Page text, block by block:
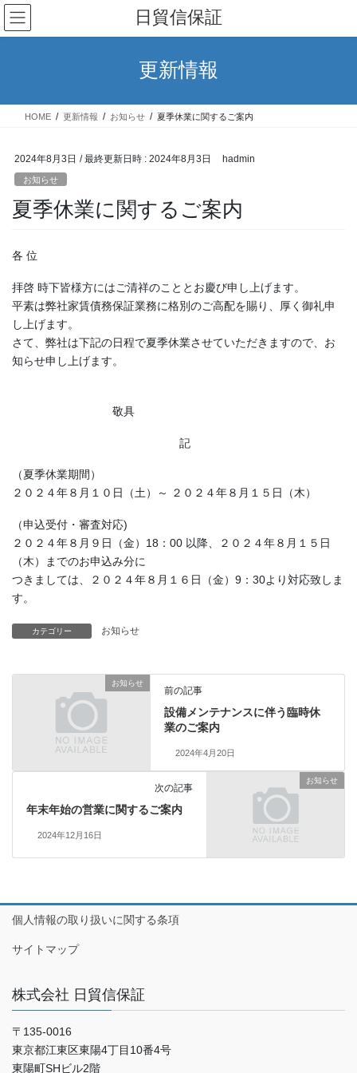
コ
ン
テ
ス
ナ
ビ
ゲ
ン
日貿信保証
更新情報
HOME 更新情報 お知らせ 夏季休業に関するご案内
2024年8月3日 / 最終更新日時 : 2024年8月3日 hadmin
お知らせ
夏季休業に関するご案内
各 位
拝啓 時下皆様方にはご清祥のこととお慶び申し上げます。
平素は弊社家賃債務保証業務に格別のご高配を賜り、厚く御礼申
し上げます。
さて、弊社は下記の日程で夏季休業させていただきますので、お
知らせ申し上げます。
敬具
記
（夏季休業期間）
２０２４年８月１０日（土）～ ２０２４年８月１５日（木）
（申込受付・審査対応)
２０２４年８月９日（金）18：00 以降、２０２４年８月１５日
（木）までのお申込み分に
つきましては、２０２４年８月１６日（金）9：30より対応致しま
す。
カテゴリー お知らせ
お知らせ
前の記事
設備メンテナンスに伴う臨時休
業のご案内
2024年4月20日
お知らせ
次の記事
年末年始の営業に関するご案内
2024年12月16日
個人情報の取り扱いに関する条項
サイトマップ
株式会社 日貿信保証
〒135-0016
東京都江東区東陽4丁目10番4号
東陽町SHビル2階